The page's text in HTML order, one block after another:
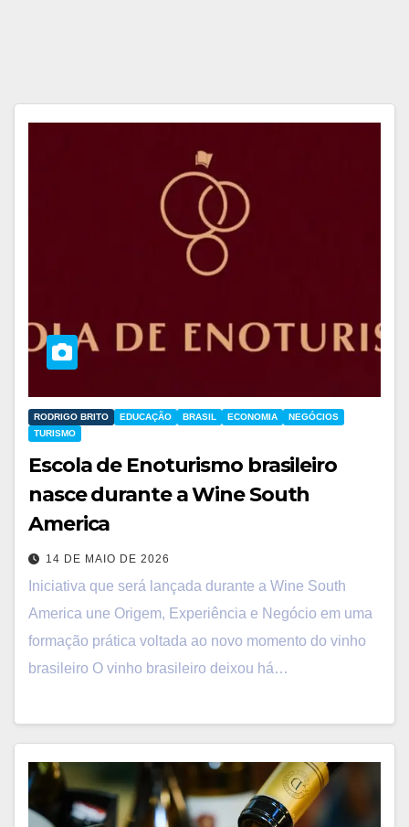
EDUCAÇÃO BRASIL ECONOMIA NEGÓCIOS
RODRIGO BRITO
TURISMO
Escola de Enoturismo brasileiro
nasce durante a Wine South
America
14 DE MAIO DE 2026
Iniciativa que será lançada durante a Wine South
America une Origem, Experiência e Negócio em uma
formação prática voltada ao novo momento do vinho
brasileiro O vinho brasileiro deixou há…